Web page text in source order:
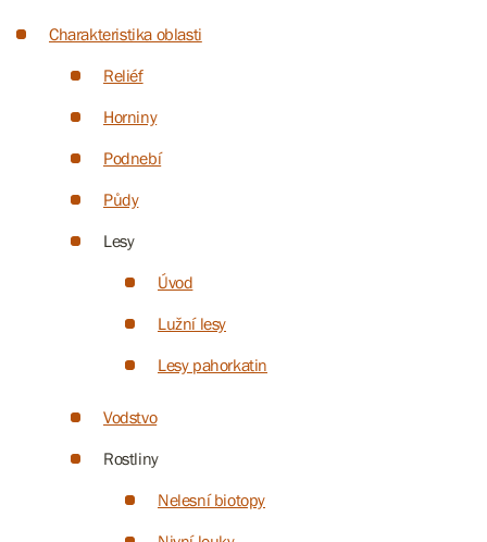
Charakteristika oblasti
Reliéf
Horniny
Podnebí
Půdy
Lesy
Úvod
Lužní lesy
Lesy pahorkatin
Vodstvo
Rostliny
Nelesní biotopy